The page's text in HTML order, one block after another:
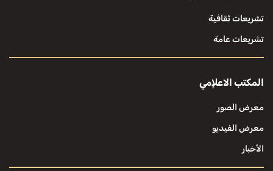
تشريعات ثقافية
تشريعات عامة
المكتب الاعلإمي
معرض الصور
معرض الفيديو
الأخبار